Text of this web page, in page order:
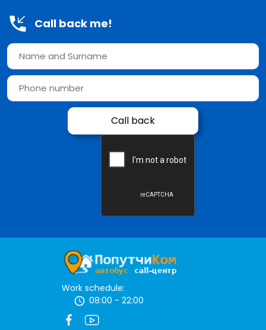
Call back me!
Work schedule:
08:00 - 22:00